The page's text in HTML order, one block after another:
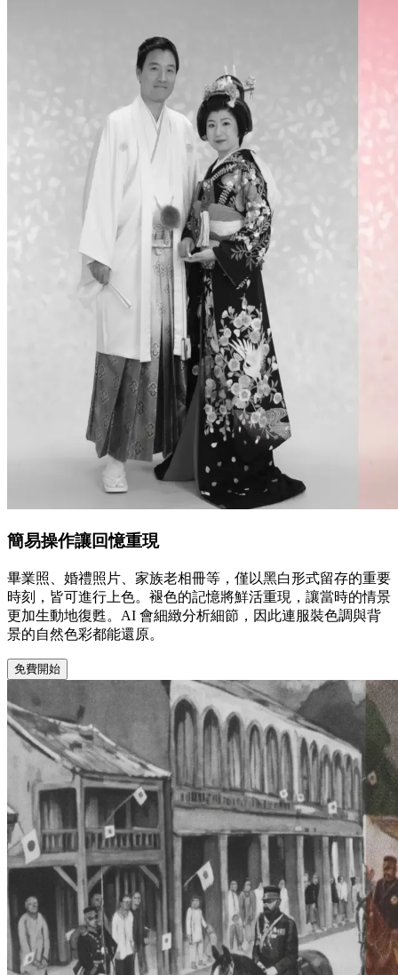
簡易操作讓回憶重現
畢業照、婚禮照片、家族老相冊等，僅以黑白形式留存的重要
時刻，皆可進行上色。褪色的記憶將鮮活重現，讓當時的情景
更加生動地復甦。AI 會細緻分析細節，因此連服裝色調與背
景的自然色彩都能還原。
免費開始